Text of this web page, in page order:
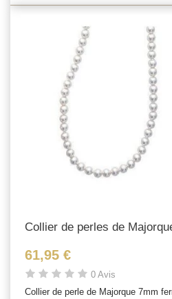
Collier de perles de
61,95 €
0 Avis
Collier de perle de Majorque 7mm